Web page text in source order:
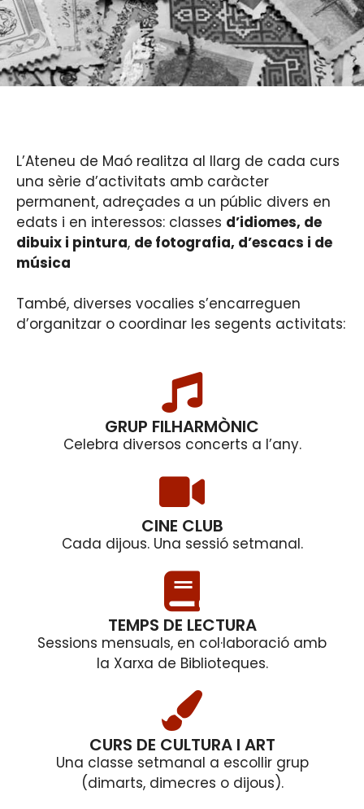
L’Ateneu de Maó realitza al llarg de cada curs
una sèrie d’activitats amb caràcter
permanent, adreçades a un públic divers en
edats i en interessos: classes d’idiomes, de
dibuix i pintura, de fotografia, d’escacs i de
música
També, diverses vocalies s’encarreguen
d’organitzar o coordinar les segents activitats:
GRUP FILHARMÒNIC
Celebra diversos concerts a l’any.
CINE CLUB
Cada dijous. Una sessió setmanal.
TEMPS DE LECTURA
Sessions mensuals, en col·laboració amb
la Xarxa de Biblioteques.
CURS DE CULTURA I ART
Una classe setmanal a escollir grup
(dimarts, dimecres o dijous).